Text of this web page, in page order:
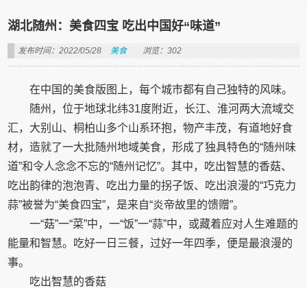
湖北随州：美食四宝 吃出中国好“味道”
发布时间：2022/05/28 美食 浏览：302
在中国的美食版图上，每个城市都有自己独特的风味。
随州，位于地球北纬31度附近，长江、淮河两大流域交
汇，大别山、桐柏山多个山系环抱，物产丰茂，有道地好食
材，造就了一大批随州地域美食，形成了独具特色的“随州味
道”和令人念念不忘的“随州记忆”。其中，吃出智慧的香菇、
吃出韵律的泡泡青、吃出力量的拐子饭、吃出浪漫的“巧克力
蒜”被誉为“美食四宝”，是来自“炎帝故里的馈赠”。
一“菇”一“菜”中，一“饭”一“蒜”中，或藏着应对人生难题的
能量和智慧。吃好一日三餐，过好一年四季，便是最浪漫的
事。
吃出智慧的香菇